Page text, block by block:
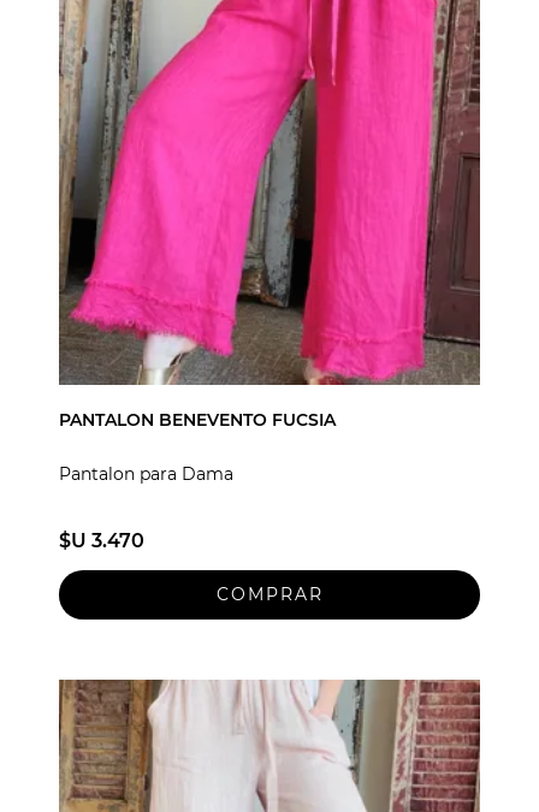
PANTALON BENEVENTO FUCSIA
Pantalon para Dama
$U 3.470